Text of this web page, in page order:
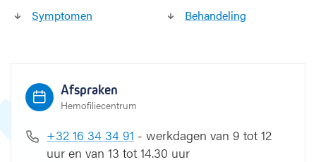
m
Symptomen
Behandeling
Afspraken
Hemofiliecentrum
+32 16 34 34 91 - werkdagen van 9 tot 12
uur en van 13 tot 14.30 uur